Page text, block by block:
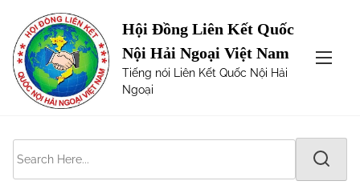
Hội Đồng Liên Kết Quốc
Nội Hải Ngoại Việt Nam
Tiếng nói Liên Kết Quốc Nội Hải
Ngoại
Page not Found
The requested url was not found on this server. Maybe
try one of the links below or a search?
e